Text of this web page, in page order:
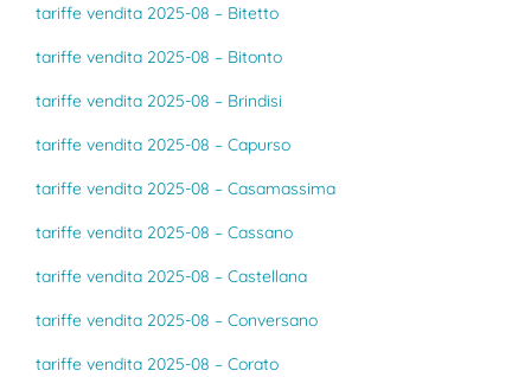
tariffe vendita 2025-08 – Bitetto
tariffe vendita 2025-08 – Bitonto
tariffe vendita 2025-08 – Brindisi
tariffe vendita 2025-08 – Capurso
tariffe vendita 2025-08 – Casamassima
tariffe vendita 2025-08 – Cassano
tariffe vendita 2025-08 – Castellana
tariffe vendita 2025-08 – Conversano
tariffe vendita 2025-08 – Corato